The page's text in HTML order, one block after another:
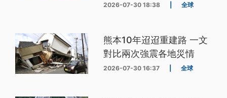
2026-07-30 18:38 全球
熊本10年迢迢重建路 一文
對比兩次強震各地災情
2026-07-30 16:37 全球